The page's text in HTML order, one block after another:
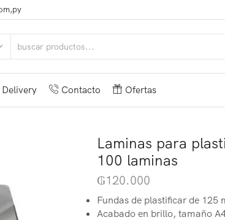
Delivery Contacto Ofertas
Laminas para
100 laminas
₲120.000
Fundas de plastificar de 125
Acabado en brillo, tamaño